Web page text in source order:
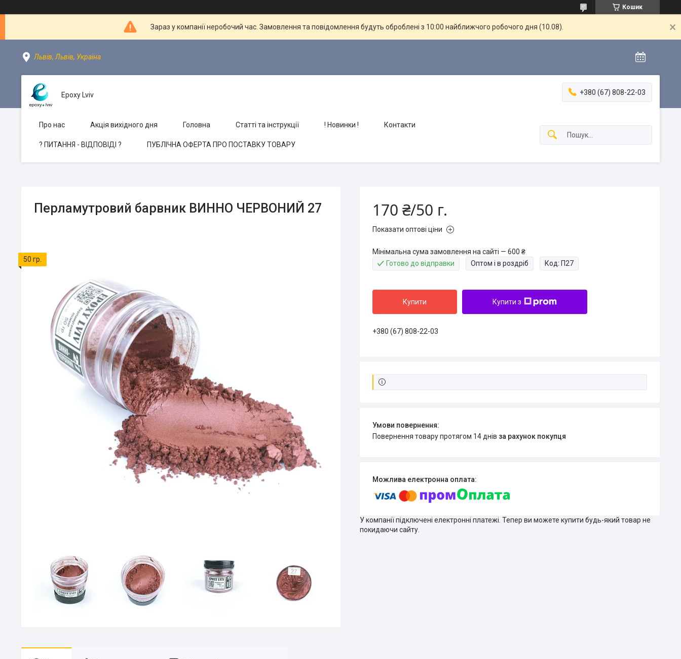
Кошик
Зараз у компанії неробочий час. Замовлення та повідомлення будуть оброблені з 10:00 найближчого робочого дня (10.08).
Львів, Львів, Україна
Epoxy Lviv +380 (67) 808-22-03
Про нас Акція вихідного дня Головна Статті та інструкції ! Новинки ! Контакти
? ПИТАННЯ - ВІДПОВІДІ ? ПУБЛІЧНА ОФЕРТА ПРО ПОСТАВКУ ТОВАРУ
Перламутровий барвник ВИННО ЧЕРВОНИЙ 27
50 гр.
170 ₴/50 г.
Показати оптові ціни
Мінімальна сума замовлення на сайті — 600 ₴
Готово до відправки
Оптом і в роздріб Код: П27
Купити Купити з
+380 (67) 808-22-03
повернення товару протягом 14 днів за рахунок покупця
У компанії підключені електронні платежі. Тепер ви можете купити будь-який товар не
покидаючи сайту.